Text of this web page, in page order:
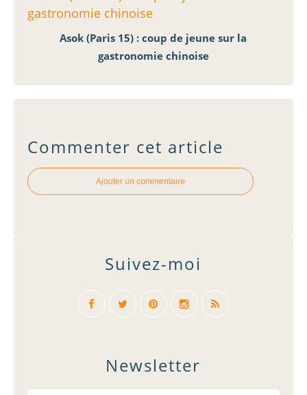
Asok (Paris 15) : coup de jeune sur la
gastronomie chinoise
Commenter cet article
Ajouter un commentaire
Newsletter
Suivez-moi